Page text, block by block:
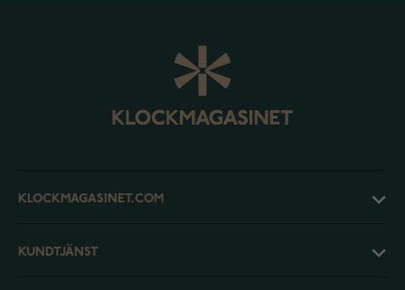
KLOCKMAGASINET.COM
KUNDTJÄNST